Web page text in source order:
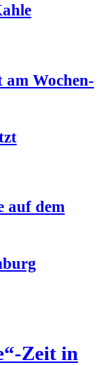
am Wochen­
auf dem
Zeit in